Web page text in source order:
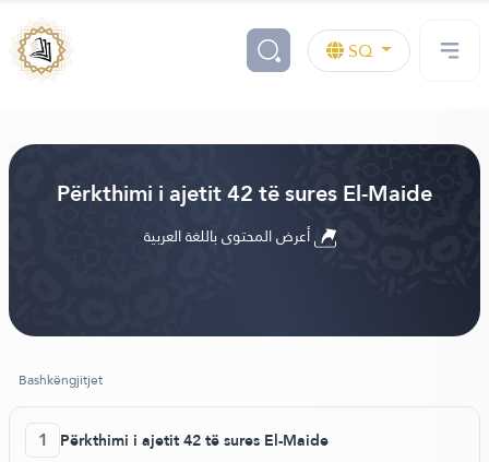
SQ
Përkthimi i ajetit 42 të sures El-Maide
Bashkëngjitjet
1 Përkthimi i ajetit 42 të sures El-Maide